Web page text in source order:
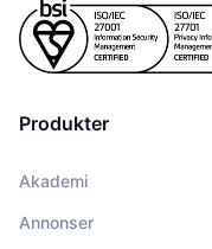
Produkter
Akademi
Annonser